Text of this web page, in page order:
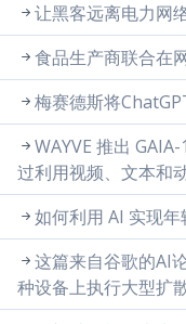
让黑客远离电力网
食品生产商联合在
梅赛德斯将
WAYVE 推出
过利用视频、文本和
如何利用 AI 实现
这篇来自谷歌的AI
种设备上执行大型扩